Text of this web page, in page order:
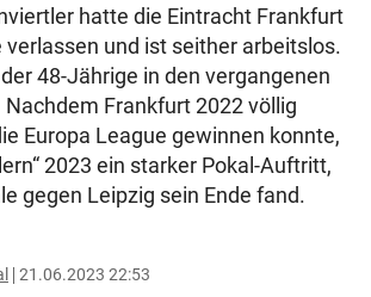
hatte die Eintracht Frankfurt
verlassen und ist seither arbeitslos.
48-Jährige in den vergangenen
Frankfurt 2022 völlig
Europa League gewinnen konnte,
2023 ein starker Pokal-Auftritt,
gegen Leipzig sein Ende fand.
21.06.2023 22:53